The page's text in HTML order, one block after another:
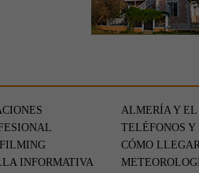
INFORMATIVA
ALMERÍA Y EL
TELÉFONOS Y
CÓMO